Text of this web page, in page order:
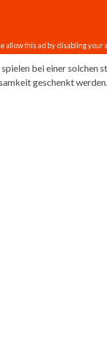
bei einer solchen
geschenkt werden.